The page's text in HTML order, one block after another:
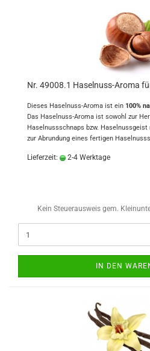
Nr. 49008.1 Haselnuss-Aroma
Dieses Haselnuss-Aroma ist ein 100%
Das Haselnuss-Aroma ist sowohl zur
Haselnussschnaps bzw.
zur Abrundung eines fertigen
Lieferzeit: 2-4 Werktage
Kein Steuerausweis gem.
IN DEN